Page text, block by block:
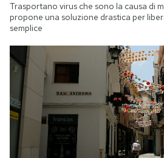
Trasportano virus che sono la causa di
propone una soluzione drastica per
semplice